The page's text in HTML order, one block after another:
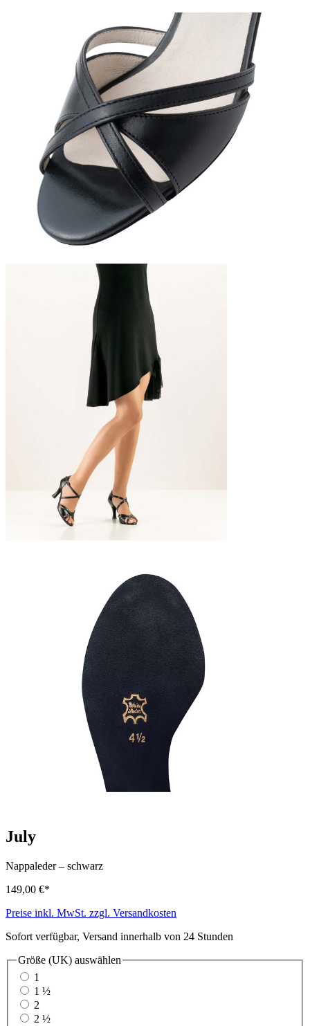
July
Nappaleder – schwarz
149,00 €*
Preise inkl. MwSt. zzgl. Versandkosten
Sofort verfügbar, Versand innerhalb von 24 Stunden
Größe (UK) auswählen
1
1 ½
2
2 ½